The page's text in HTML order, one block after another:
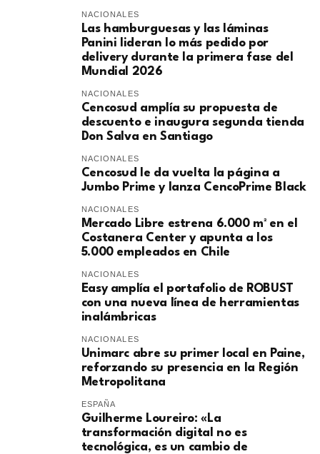
NACIONALES
Las hamburguesas y las láminas
Panini lideran lo más pedido por
delivery durante la primera fase del
Mundial 2026
NACIONALES
Cencosud amplía su propuesta de
descuento e inaugura segunda tienda
Don Salva en Santiago
NACIONALES
Cencosud le da vuelta la página a
Jumbo Prime y lanza CencoPrime Black
NACIONALES
Mercado Libre estrena 6.000 m² en el
Costanera Center y apunta a los
5.000 empleados en Chile
NACIONALES
Easy amplía el portafolio de ROBUST
con una nueva línea de herramientas
inalámbricas
NACIONALES
Unimarc abre su primer local en Paine,
reforzando su presencia en la Región
Metropolitana
ESPAÑA
Guilherme Loureiro: «La
transformación digital no es
tecnológica, es un cambio de